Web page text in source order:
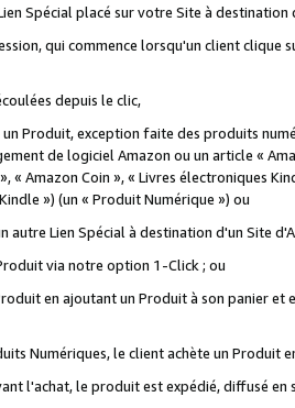
Spécial placé sur votre Site à destination
qui commence lorsqu'un client
depuis le clic,
Produit, exception faite des produits
de logiciel Amazon ou un article «
« Amazon Coin », « Livres électroniques
») (un « Produit Numérique ») ou
Lien Spécial à destination d'un Site
via notre option 1-Click ; ou
en ajoutant un Produit à son panier et
Numériques, le client achète un Produit
l'achat, le produit est expédié, diffusé